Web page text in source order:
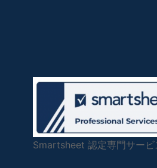
Smartsheet 認定専門サービ